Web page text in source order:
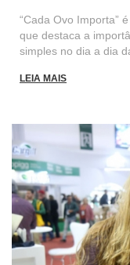
“Cada Ovo Importa”
que destaca a
simples no dia a dia
LEIA MAIS